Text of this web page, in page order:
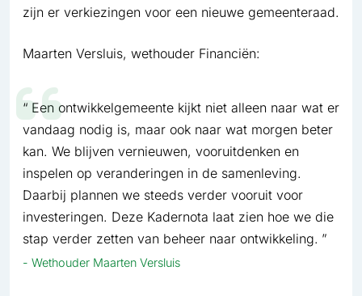
zijn er verkiezingen voor een nieuwe gemeenteraad.
Maarten Versluis, wethouder Financiën:
Een ontwikkelgemeente kijkt niet alleen naar wat er
vandaag nodig is, maar ook naar wat morgen beter
kan. We blijven vernieuwen, vooruitdenken en
inspelen op veranderingen in de samenleving.
Daarbij plannen we steeds verder vooruit voor
investeringen. Deze Kadernota laat zien hoe we die
stap verder zetten van beheer naar ontwikkeling.
Wethouder Maarten Versluis